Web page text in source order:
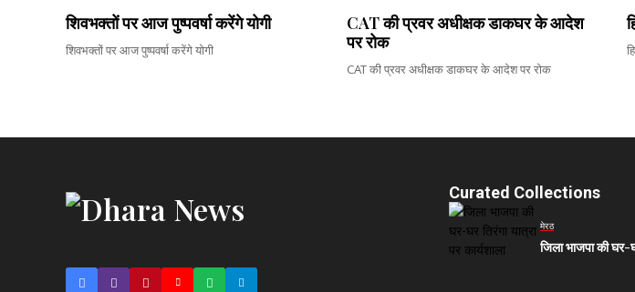
शिवभक्तों पर आज पुष्पवर्षा करेंगे योगी
शिवभक्तों पर आज पुष्पवर्षा करेंगे योगी
CAT की प्रवर अधीक्षक डाकघर के आदेश
पर रोक
CAT की प्रवर अधीक्षक डाकघर के आदेश पर रोक
Curated Collections
मेरठ
जिला भाजपा की घर-